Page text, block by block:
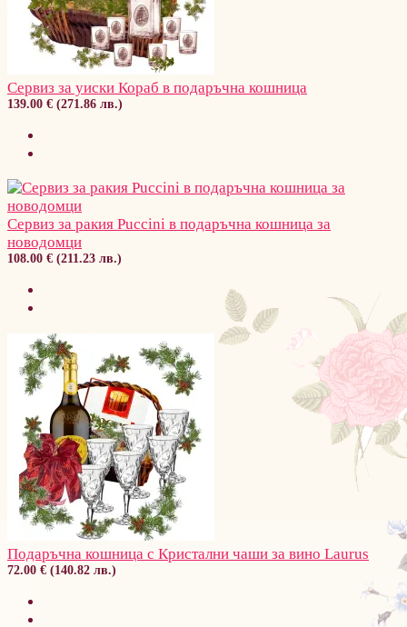
Сервиз за уиски Кораб в подаръчна кошница
139.00 € (271.86 лв.)
Сервиз за ракия Puccini в подаръчна кошница за
новодомци
108.00 € (211.23 лв.)
Подаръчна кошница с Кристални чаши за вино Laurus
72.00 € (140.82 лв.)